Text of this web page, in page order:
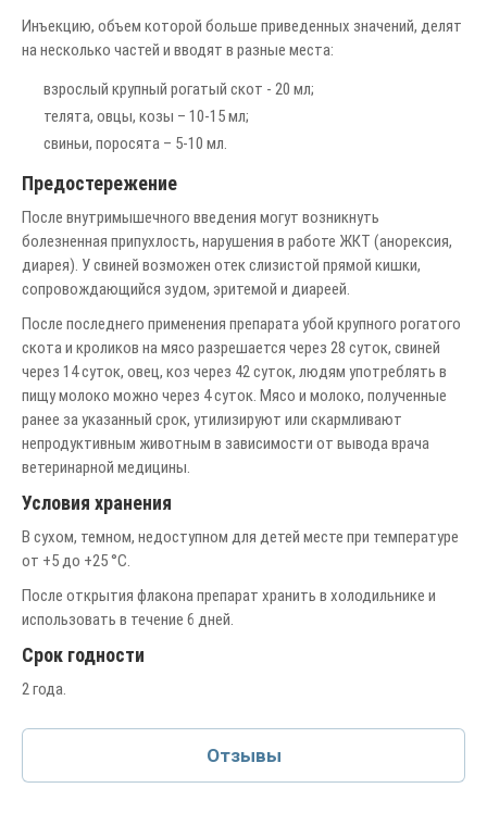
Инъекцию, объем которой больше приведенных значений, делят
на несколько частей и вводят в разные места:
взрослый крупный рогатый скот - 20 мл;
телята, овцы, козы – 10-15 мл;
свиньи, поросята – 5-10 мл.
Предостережение
После внутримышечного введения могут возникнуть
болезненная припухлость, нарушения в работе ЖКТ (анорексия,
диарея). У свиней возможен отек слизистой прямой кишки,
сопровождающийся зудом, эритемой и диареей.
После последнего применения препарата убой крупного рогатого
скота и кроликов на мясо разрешается через 28 суток, свиней
через 14 суток, овец, коз через 42 суток, людям употреблять в
пищу молоко можно через 4 суток. Мясо и молоко, полученные
ранее за указанный срок, утилизируют или скармливают
непродуктивным животным в зависимости от вывода врача
ветеринарной медицины.
Условия хранения
В сухом, темном, недоступном для детей месте при температуре
от +5 до +25 °С.
После открытия флакона препарат хранить в холодильнике и
использовать в течение 6 дней.
Срок годности
2 года.
Отзывы